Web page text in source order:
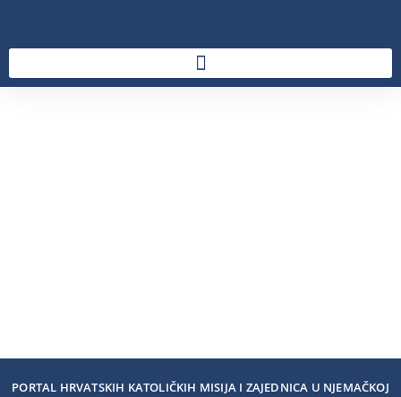
PORTAL HRVATSKIH KATOLIČKIH MISIJA I ZAJEDNICA U NJEMAČKOJ